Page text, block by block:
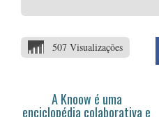
507 Visualizações
A Knoow é uma
enciclopédia colaborativa e